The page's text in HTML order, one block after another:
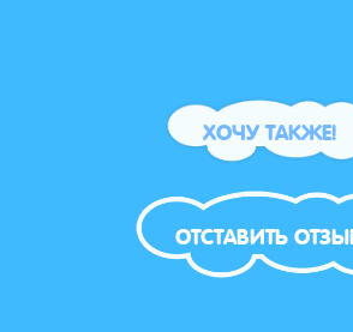
ХОЧУ ТАКЖЕ!
ОТСТАВИТЬ